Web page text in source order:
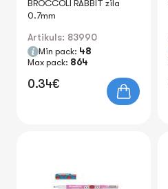
BROCCOLI RABBIT zila
0.7mm
Artikuls: 83990
Min pack: 48
Max pack: 864
0.34€